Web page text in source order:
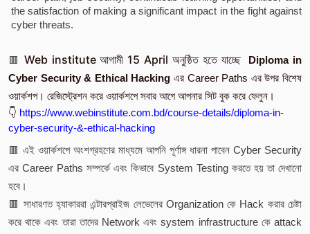
the satisfaction of making a significant impact in the fight against
cyber threats.
🟥 Web institute আগামী 15 April অনুষ্ঠিত হতে যাচ্ছে
Diploma in
Cyber Security & Ethical Hacking এর Career Paths এর উপর বিশেষ
ওয়ার্কশপ। রেজিস্ট্রেশন করে ওয়ার্কশপে সবার আগে আপনার সিট বুক করে ফেলুন।
👇 https://www.webinstitute.com.bd/course-details/diploma-in-
cyber-security-&-ethical-hacking
🟥 এই ওয়ার্কশপে অংশগ্রহণের মাধ্যমে আপনি পূর্ণাঙ্গ ধারনা পাবেন Cyber Security
এর Career Paths সম্পর্কে এবং কিভাবে System Testing করতে হয় তা দেখানো
হবে।
🟥 সাধারণত হ্যাকাররা এন্টারপ্রাইজ লেভেলের Organization কে Hack করার চেষ্টা
করে থাকে এবং তারা তাদের Network এবং system infrastructure কে attack